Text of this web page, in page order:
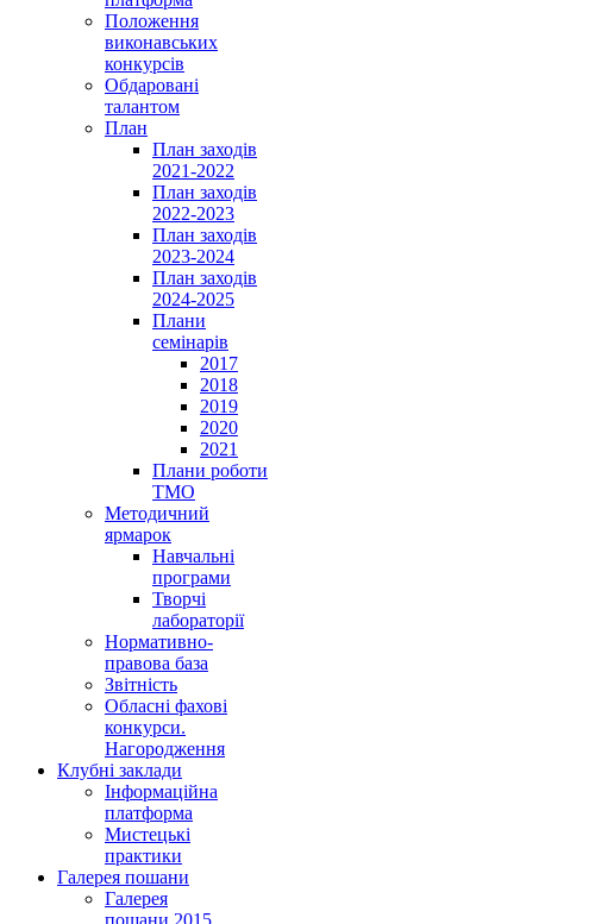
Положення
виконавських
конкурсів
Обдаровані
талантом
План
План заходів
2021-2022
План заходів
2022-2023
План заходів
2023-2024
План заходів
2024-2025
Плани
семінарів
2017
2018
2019
2020
2021
Плани роботи
ТМО
Методичний
ярмарок
Навчальні
програми
Творчі
лабораторії
Нормативно-
правова база
Звітність
Обласні фахові
конкурси.
Нагородження
Клубні заклади
Інформаційна
платформа
Мистецькі
практики
Галерея пошани
Галерея
пошани 2015